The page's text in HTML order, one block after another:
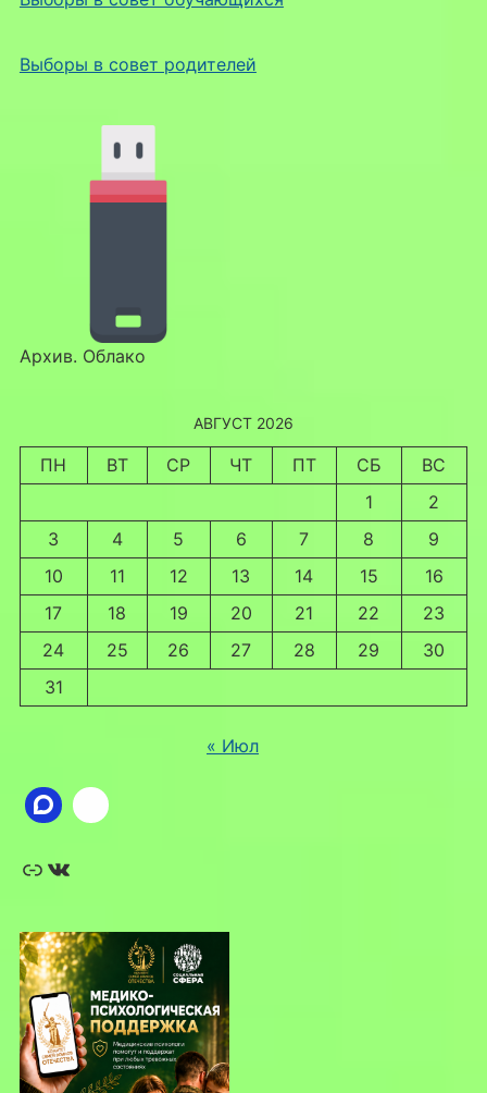
Выборы в совет родителей
Архив. Облако
АВГУСТ 2026
ПН ВТ СР ЧТ ПТ СБ
ВС
1
2
3
4 5 6 7 8
9
10
11 12 13 14 15
16
17
18 19 20 21 22
23
24
25 26 27 28 29
30
31
« Июл
Ссылка